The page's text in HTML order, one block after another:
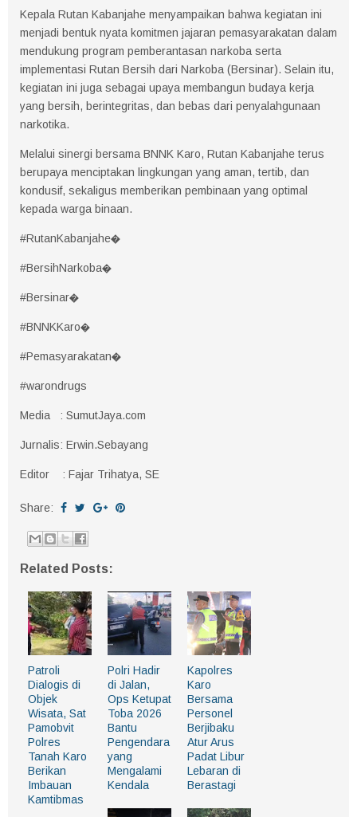
Kepala Rutan Kabanjahe menyampaikan bahwa kegiatan ini
menjadi bentuk nyata komitmen jajaran pemasyarakatan dalam
mendukung program pemberantasan narkoba serta
implementasi Rutan Bersih dari Narkoba (Bersinar). Selain itu,
kegiatan ini juga sebagai upaya membangun budaya kerja
yang bersih, berintegritas, dan bebas dari penyalahgunaan
narkotika.
Melalui sinergi bersama BNNK Karo, Rutan Kabanjahe terus
berupaya menciptakan lingkungan yang aman, tertib, dan
kondusif, sekaligus memberikan pembinaan yang optimal
kepada warga binaan.
#RutanKabanjahe�
#BersihNarkoba�
#Bersinar�
#BNNKKaro�
#Pemasyarakatan�
#warondrugs
Media : SumutJaya.com
Jurnalis: Erwin.Sebayang
Editor : Fajar Trihatya, SE
Share:
Related Posts:
Patroli
Dialogis di
Objek
Wisata, Sat
Pamobvit
Polres
Tanah Karo
Berikan
Imbauan
Kamtibmas
Polri Hadir
di Jalan,
Ops Ketupat
Toba 2026
Bantu
Pengendara
yang
Mengalami
Kendala
Kapolres
Karo
Bersama
Personel
Berjibaku
Atur Arus
Padat Libur
Lebaran di
Berastagi